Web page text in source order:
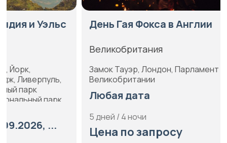
День Гая Фокса в Англии
Замок Тауэр, Лондон, Парламент
Великобритании
Любая дата
Цена по запросу
День
5 дней / 4